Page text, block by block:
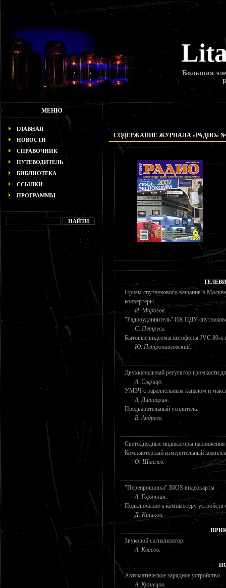
Большая
МЕНЮ
ГЛАВНАЯ
НОВОСТИ
СПРАВОЧНИК
ПУТЕВОДИТЕЛЬ
БИБЛИОТЕКА
ССЫЛКИ
ПРОГРАММЫ
СОДЕРЖАНИЕ ЖУРНАЛА «РАДИО» №
Прием спутникового вещания в
конвертеры.
И. Морозов.
"Радиоудлинитель" ИК ПДУ
С. Петрусь.
Бытовые видеомагнитофоны JVC 80-х
Ю. Петропавловский.
Двухканальный регулятор громкости
А. Сырицо.
УМЗЧ с параллельным каналом и
А. Литаврин.
Предварительный усилитель.
В. Андреев.
Светодиодные индикаторы напряжения
Компьютерный измерительный
О. Шмелев.
"Перепрошивка" BIOS видеокарты
А. Горячкин.
Подключение к компьютеру устройств
Д. Кишков.
Звуковой сигнализатор.
А. Квасов.
Автоматическое зарядное устройство.
А. Кузнецов.